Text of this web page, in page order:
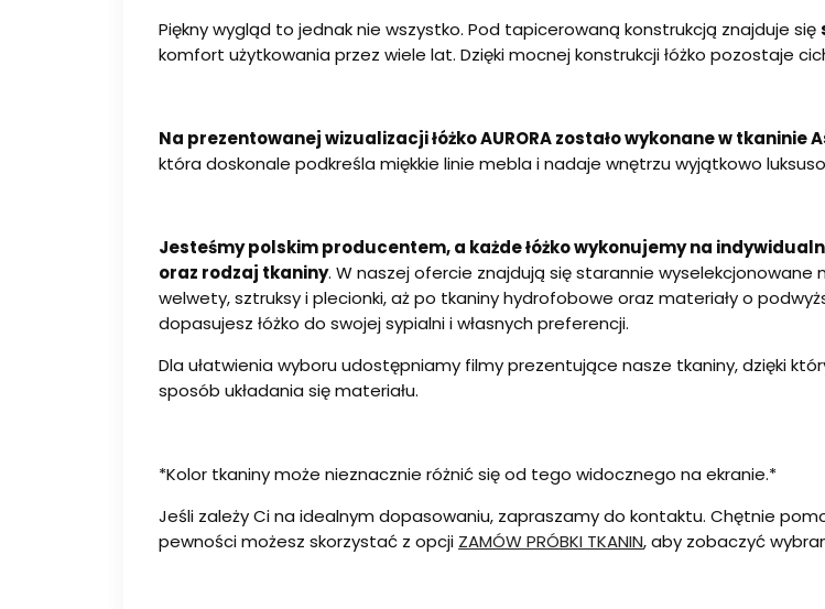
Piękny wygląd to jednak nie wszystko. Pod tapicerowaną konstrukcją znajduje się
komfort użytkowania przez wiele lat. Dzięki mocnej konstrukcji łóżko pozostaje
Na prezentowanej wizualizacji łóżko AURORA zostało wykonane w tkaninie
która doskonale podkreśla miękkie linie mebla i nadaje wnętrzu wyjątkowo
Jesteśmy polskim producentem, a każde łóżko wykonujemy na
oraz rodzaj tkaniny. W naszej ofercie znajdują się starannie
welwety, sztruksy i plecionki, aż po tkaniny hydrofobowe oraz materiały o
dopasujesz łóżko do swojej sypialni i własnych preferencji.
Dla ułatwienia wyboru udostępniamy filmy prezentujące nasze tkaniny, dzięki
sposób układania się materiału.
*Kolor tkaniny może nieznacznie różnić się od tego widocznego na ekranie.*
Jeśli zależy Ci na idealnym dopasowaniu, zapraszamy do kontaktu. Chętnie
pewności możesz skorzystać z opcji ZAMÓW PRÓBKI TKANIN, aby zobaczyć